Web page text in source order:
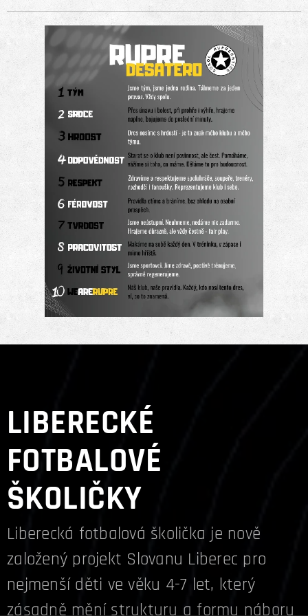
LIBERECKÉ
FOTBALOVÉ
ŠKOLIČKY
Liberecká fotbalová školička je nově
založený projekt Slovanu Liberec pro
nejmenší děti ve věku 4-7 let, který
zásadně mění strukturu a formu náboru